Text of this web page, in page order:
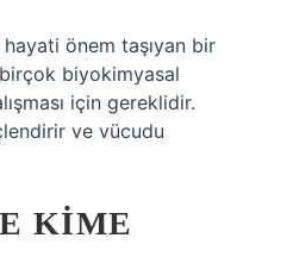
önem taşıyan bir
biyokimyasal
için gereklidir.
ve vücudu
KIME